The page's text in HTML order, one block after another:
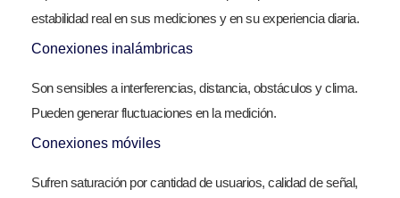
estabilidad real en sus mediciones y en su experiencia diaria.
Conexiones inalámbricas
Son sensibles a interferencias, distancia, obstáculos y clima.
Pueden generar fluctuaciones en la medición.
Conexiones móviles
Sufren saturación por cantidad de usuarios, calidad de señal,